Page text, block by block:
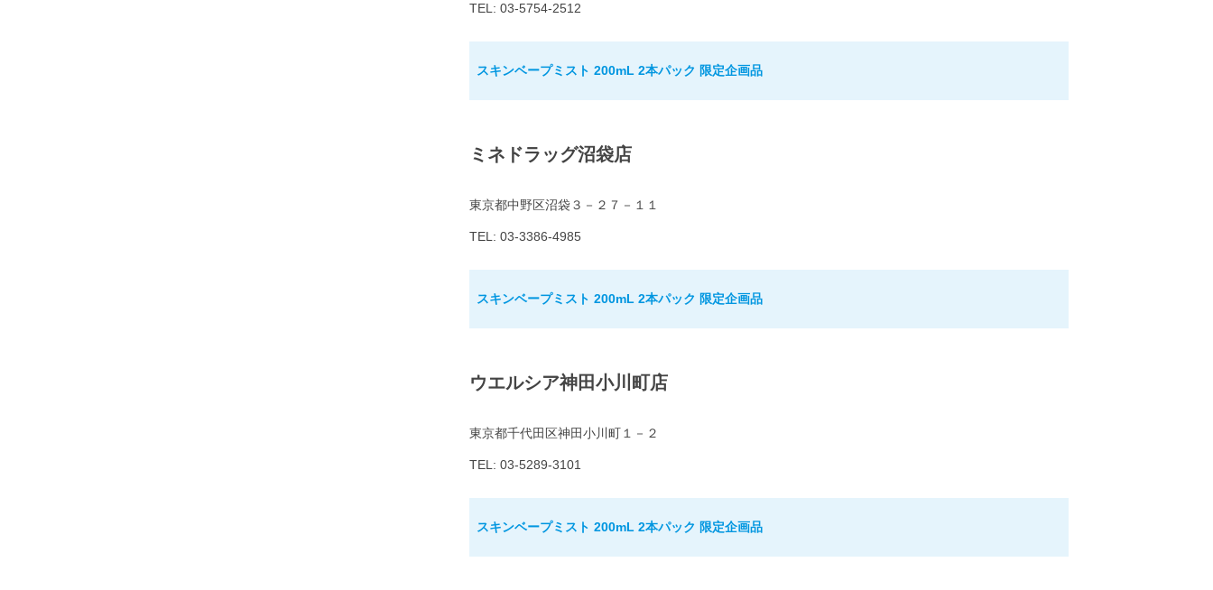
TEL: 03-5754-2512
スキンベープミスト 200mL 2本パック 限定企画品
ミネドラッグ沼袋店
東京都中野区沼袋３－２７－１１
TEL: 03-3386-4985
スキンベープミスト 200mL 2本パック 限定企画品
ウエルシア神田小川町店
東京都千代田区神田小川町１－２
TEL: 03-5289-3101
スキンベープミスト 200mL 2本パック 限定企画品